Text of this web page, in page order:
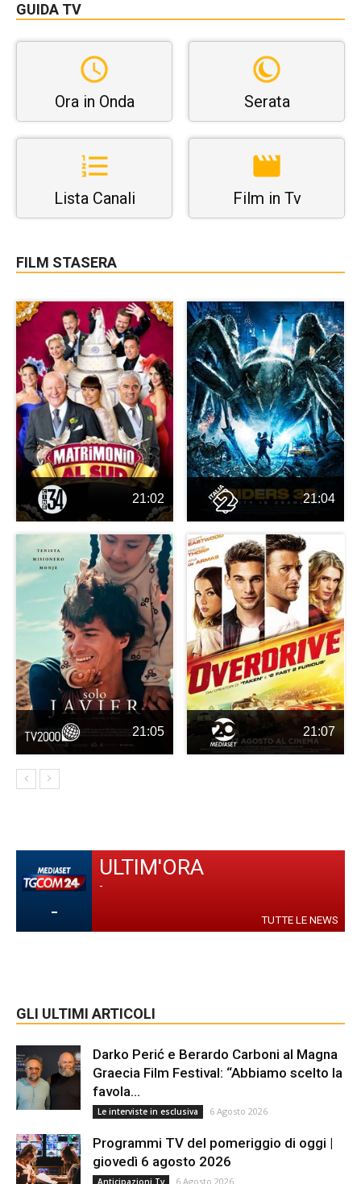
GUIDA TV
Ora in Onda Serata
Lista Canali Film in Tv
FILM STASERA
21:02 21:04
21:05 21:07
-
ULTIM'ORA
-
TUTTE LE NEWS
GLI ULTIMI ARTICOLI
Darko Perić e Berardo Carboni al Magna
Graecia Film Festival: “Abbiamo scelto la
favola...
Le interviste in esclusiva 6 Agosto 2026
Programmi TV del pomeriggio di oggi |
giovedì 6 agosto 2026
6 Agosto 2026